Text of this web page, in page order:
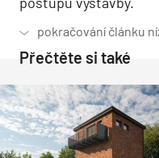
Přečtěte si také